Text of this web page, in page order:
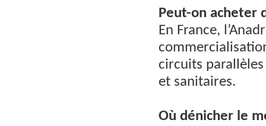
Peut-on acheter
En France,
circuits
et sanitaires.
Où dénicher le